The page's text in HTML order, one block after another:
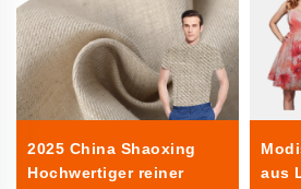
2025 China Shaoxing
Hochwertiger reiner
aus